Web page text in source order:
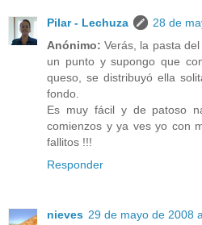
Pilar - Lechuza
28 de
Anónimo: Verás, la pasta
un punto y supongo que
queso, se distribuyó ella
fondo.
Es muy fácil y de patoso
comienzos y ya ves yo con
fallitos !!!
Responder
nieves 29 de mayo de 2008